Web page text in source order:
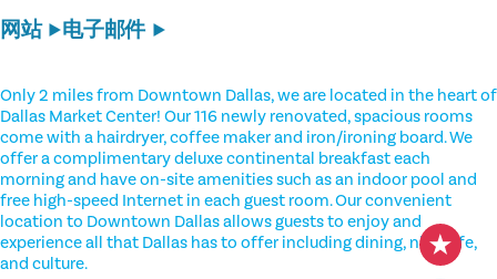
网站 电子邮件
Only 2 miles from Downtown Dallas, we are located in the heart of
Dallas Market Center! Our 116 newly renovated, spacious rooms
come with a hairdryer, coffee maker and iron/ironing board. We
offer a complimentary deluxe continental breakfast each
morning and have on-site amenities such as an indoor pool and
free high-speed Internet in each guest room. Our convenient
location to Downtown Dallas allows guests to enjoy and
experience all that Dallas has to offer including dining, nightlife,
and culture.